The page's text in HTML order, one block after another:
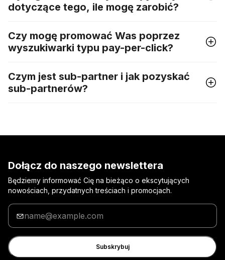
dotyczące tego, ile mogę zarobić?
Czy mogę promować Was poprzez
wyszukiwarki typu pay-per-click?
Czym jest sub-partner i jak pozyskać
sub-partnerów?
Dołącz do naszego newslettera
Będziemy informować Cię na bieżąco o ekscytujących
nowościach, przydatnych treściach i promocjach.
Wpisz
adres
e-
mail
Subskrybuj